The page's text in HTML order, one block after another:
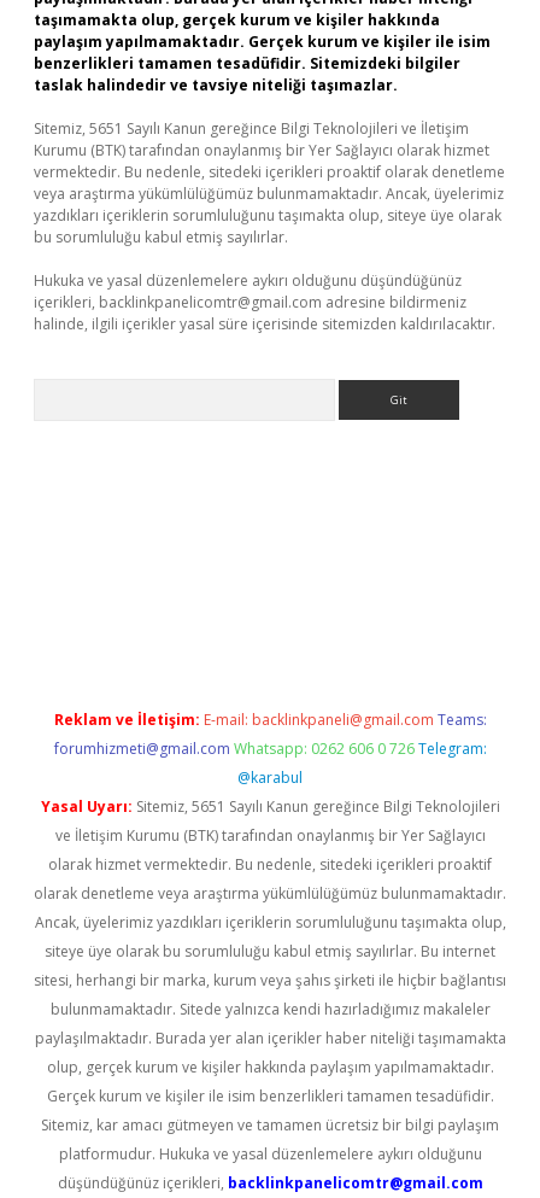
taşımamakta olup, gerçek kurum ve kişiler hakkında
paylaşım yapılmamaktadır. Gerçek kurum ve kişiler ile isim
benzerlikleri tamamen tesadüfidir. Sitemizdeki bilgiler
taslak halindedir ve tavsiye niteliği taşımazlar.
Sitemiz, 5651 Sayılı Kanun gereğince Bilgi Teknolojileri ve İletişim
Kurumu (BTK) tarafından onaylanmış bir Yer Sağlayıcı olarak hizmet
vermektedir. Bu nedenle, sitedeki içerikleri proaktif olarak denetleme
veya araştırma yükümlülüğümüz bulunmamaktadır. Ancak, üyelerimiz
yazdıkları içeriklerin sorumluluğunu taşımakta olup, siteye üye olarak
bu sorumluluğu kabul etmiş sayılırlar.
Hukuka ve yasal düzenlemelere aykırı olduğunu düşündüğünüz
içerikleri, backlinkpanelicomtr@gmail.com adresine bildirmeniz
halinde, ilgili içerikler yasal süre içerisinde sitemizden kaldırılacaktır.
Reklam ve İletişim: E-mail: backlinkpaneli@gmail.com Teams:
forumhizmeti@gmail.com Whatsapp: 0262 606 0 726 Telegram:
@karabul
Yasal Uyarı: Sitemiz, 5651 Sayılı Kanun gereğince Bilgi Teknolojileri
ve İletişim Kurumu (BTK) tarafından onaylanmış bir Yer Sağlayıcı
olarak hizmet vermektedir. Bu nedenle, sitedeki içerikleri proaktif
olarak denetleme veya araştırma yükümlülüğümüz bulunmamaktadır.
Ancak, üyelerimiz yazdıkları içeriklerin sorumluluğunu taşımakta olup,
siteye üye olarak bu sorumluluğu kabul etmiş sayılırlar. Bu internet
sitesi, herhangi bir marka, kurum veya şahıs şirketi ile hiçbir bağlantısı
bulunmamaktadır. Sitede yalnızca kendi hazırladığımız makaleler
paylaşılmaktadır. Burada yer alan içerikler haber niteliği taşımamakta
olup, gerçek kurum ve kişiler hakkında paylaşım yapılmamaktadır.
Gerçek kurum ve kişiler ile isim benzerlikleri tamamen tesadüfidir.
Sitemiz, kar amacı gütmeyen ve tamamen ücretsiz bir bilgi paylaşım
platformudur. Hukuka ve yasal düzenlemelere aykırı olduğunu
düşündüğünüz içerikleri, backlinkpanelicomtr@gmail.com